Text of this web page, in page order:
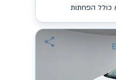
כולל הפחתות